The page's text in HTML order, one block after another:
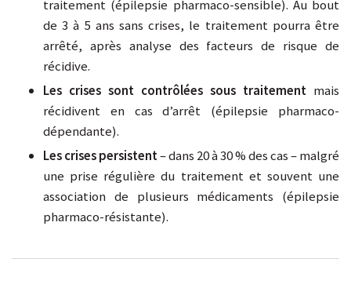
traitement (épilepsie pharmaco-sensible). Au bout
de 3 à 5 ans sans crises, le traitement pourra être
arrêté, après analyse des facteurs de risque de
récidive.
Les crises sont contrôlées sous traitement mais
récidivent en cas d’arrêt (épilepsie pharmaco-
dépendante).
Les crises persistent– dans 20 à 30 % des cas – malgré
une prise régulière du traitement et souvent une
association de plusieurs médicaments (épilepsie
pharmaco-résistante).